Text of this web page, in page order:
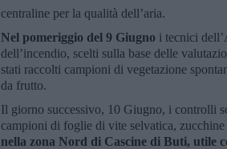
centraline per la qualità dell’aria.
Nel pomeriggio del 9 Giugno i tecnici
dell’incendio, scelti sulla base delle
stati raccolti campioni di vegetazione
da frutto.
Il giorno successivo, 10 Giugno, i controlli
campioni di foglie di vite selvatica, zucchine
nella zona Nord di Cascine di Buti, utile